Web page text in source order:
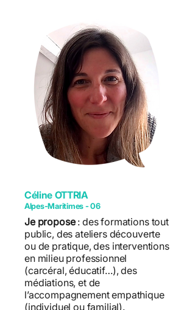
Céline OTTRIA
Alpes-Maritimes - 06
Je propose: des formations tout
public, des ateliers découverte
ou de pratique, des interventions
en milieu professionnel
(carcéral, éducatif…), des
médiations, et de
l’accompagnement empathique
(individuel ou familial).